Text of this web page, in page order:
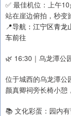
✅ 最佳机位：上午
站在崖边俯拍，秒变
📍导航：江宁区青龙
车前往
🌿 16:30｜乌龙潭公
位于城西的乌龙潭公
颜真卿祠旁长椅小憩
📚 文化彩蛋：园内